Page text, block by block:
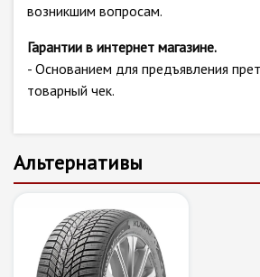
возникшим вопросам.
Гарантии в интернет магазине.
- Основанием для предъявления
товарный чек.
Альтернативы